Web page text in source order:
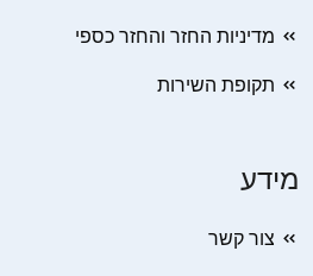
מדיניות החזר והחזר כספי
תקופת השירות
מידע
צור קשר